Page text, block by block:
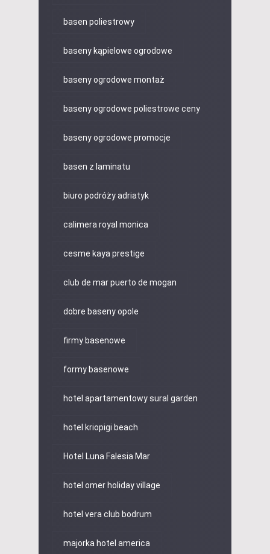
basen poliestrowy
baseny kąpielowe ogrodowe
baseny ogrodowe montaż
baseny ogrodowe poliestrowe ceny
baseny ogrodowe promocje
basen z laminatu
biuro podróży adriatyk
calimera royal monica
cesme kaya prestige
club de mar puerto de mogan
dobre baseny opole
firmy basenowe
formy basenowe
hotel apartamentowy sural garden
hotel kriopigi beach
Hotel Luna Falesia Mar
hotel omer holiday village
hotel vera club bodrum
majorka hotel america